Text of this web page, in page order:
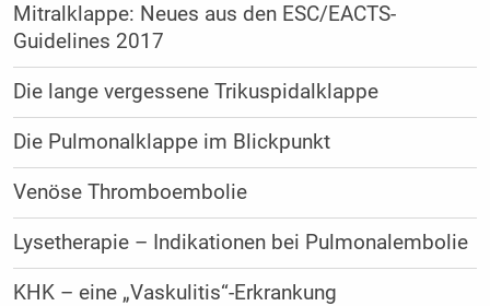
Mitralklappe: Neues aus den ESC/EACTS-
Guidelines 2017
Die lange vergessene Trikuspidalklappe
Die Pulmonalklappe im Blickpunkt
Venöse Thromboembolie
Lysetherapie – Indikationen bei Pulmonalembolie
KHK – eine „Vaskulitis“-Erkrankung